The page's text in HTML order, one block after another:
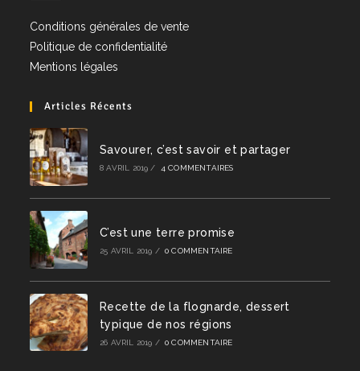
Conditions générales de vente
Politique de confidentialité
Mentions légales
Articles Récents
Savourer, c’est savoir et partager
8 AVRIL 2019 / 4 COMMENTAIRES
C’est une terre promise
25 AVRIL 2019 / 0 COMMENTAIRE
Recette de la flognarde, dessert
typique de nos régions
26 AVRIL 2019 / 0 COMMENTAIRE